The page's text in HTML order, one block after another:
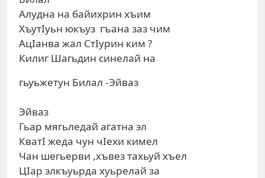
Алудна на байихрин хъим
ХъутIуьн юкъуз гъана заз чим
АцIанва жал СтIурин ким ?
Килиг Шагьдин синелай на
гьуьжетун Билал -Эйваз
Эйваз
Гьар мягьледай агатна эл
КватI жеда чун чIехи кимел
Чан шегьерви ,хъвез тахьуй хъел
ЦIар элкъуьрда хуьрелай за